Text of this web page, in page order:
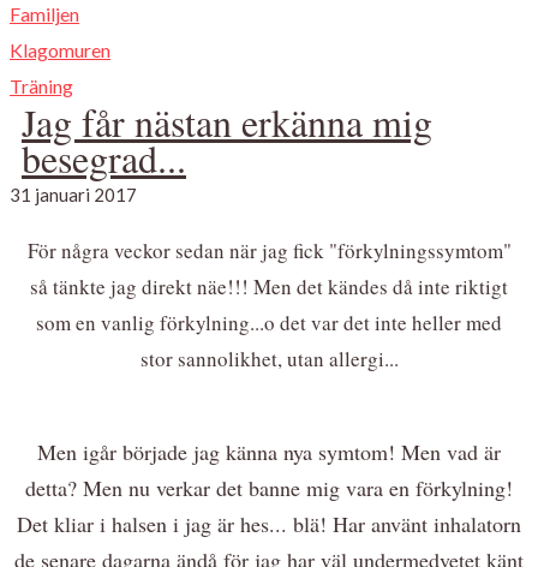
Familjen
Klagomuren
Träning
Jag får nästan erkänna mig
besegrad...
31 januari 2017
För några veckor sedan när jag fick "förkylningssymtom"
så tänkte jag direkt näe!!! Men det kändes då inte riktigt
som en vanlig förkylning...o det var det inte heller med
stor sannolikhet, utan allergi...
Men igår började jag känna nya symtom! Men vad är
detta? Men nu verkar det banne mig vara en förkylning!
Det kliar i halsen i jag är hes... blä! Har använt inhalatorn
de senare dagarna ändå för jag har väl undermedvetet känt